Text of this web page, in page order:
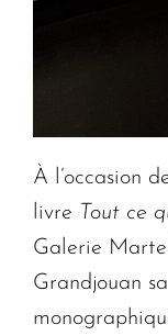
À l’occasion
livre Tout ce
Galerie
Grandjouan